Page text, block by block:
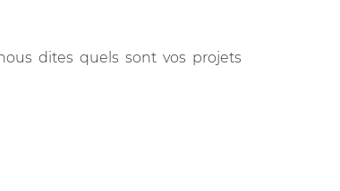
dites quels sont vos projets